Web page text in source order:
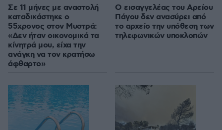
Σε 11 μήνες με αναστολή
καταδικάστηκε ο
55χρονος στον Μυστρά:
«Δεν ήταν οικονομικά τα
κίνητρά μου, είχα την
ανάγκη να τον κρατήσω
άφθαρτο»
Ο εισαγγελέας του Αρείου
Πάγου δεν ανασύρει από
το αρχείο την υπόθεση των
τηλεφωνικών υποκλοπών